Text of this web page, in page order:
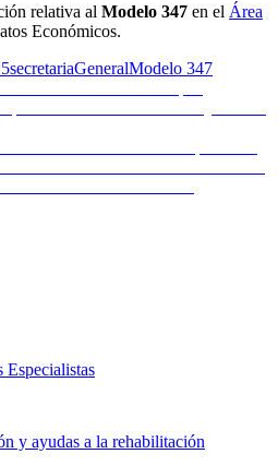
relativa al Modelo 347 en el Área
Económicos.
Autor
secretariaCategorías
GeneralEtiquetas
Modelo 347
Especialistas
y ayudas a la rehabilitación